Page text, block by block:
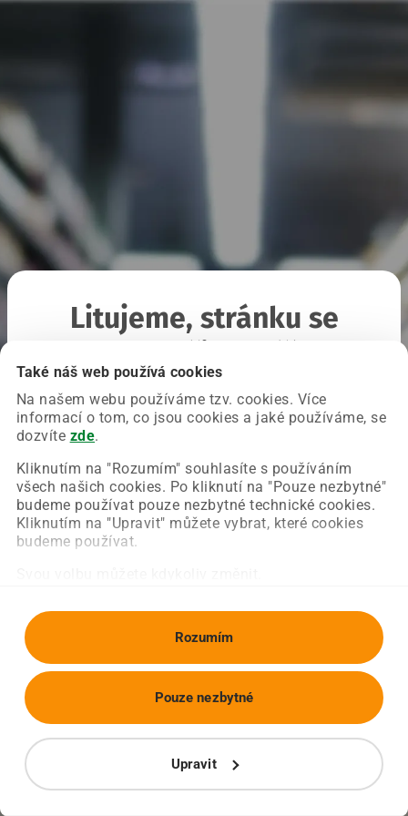
Také náš web používá cookies
Na našem webu používáme tzv. cookies. Více
informací o tom, co jsou cookies a jaké používáme, se
dozvíte zde.
Kliknutím na "Rozumím" souhlasíte s používáním
všech našich cookies. Po kliknutí na "Pouze nezbytné"
budeme používat pouze nezbytné technické cookies.
Kliknutím na "Upravit" můžete vybrat, které cookies
budeme používat.
Rozumím
Upravit
Pouze nezbytné
Litujeme, stránku se
Chyba nastala na naší straně a už ji opravujeme.
Zkuste prosím znovu načíst požadovanou stránku.
Obnovit stránku Úvodní strana